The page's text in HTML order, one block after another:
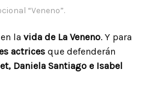
“Veneno”.
la vida de La Veneno. Y para
actrices que defenderán
Daniela Santiago e Isabel